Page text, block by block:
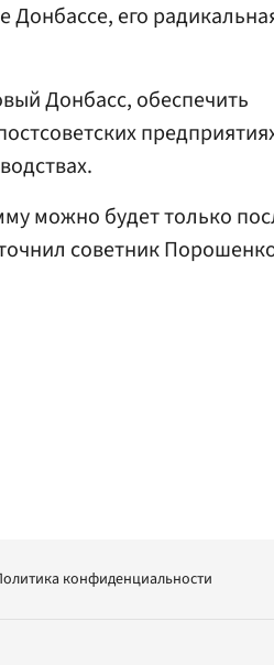
Донбассе, его
Донбасс, обеспечить
можно будет только
советник
конфиденциальности